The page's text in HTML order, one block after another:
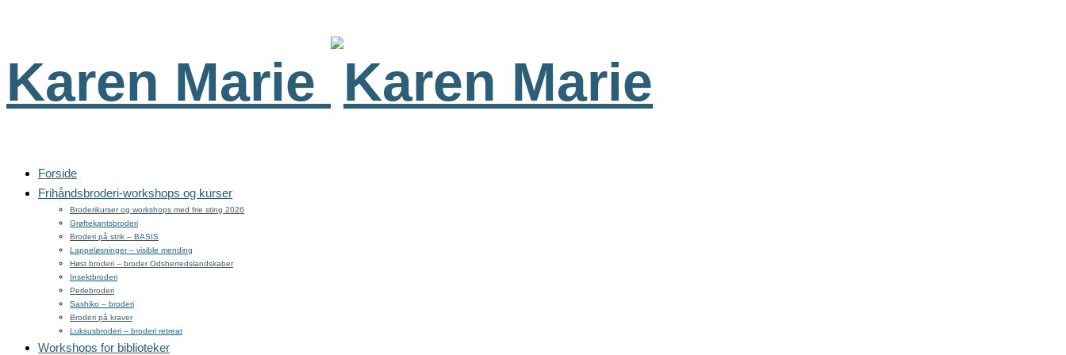
Karen Marie
Forside
Frihåndsbroderi-workshops og kurser
Broderikurser og workshops med frie sting 2026
Grøftekantsbroderi
Broderi på strik – BASIS
Lappeløsninger – visible mending
Høst broderi – broder Odsherredslandskaber
Insektbroderi
Perlebroderi
Sashiko – broderi
Broderi på kraver
Luksusbroderi – broderi retreat
Workshops for biblioteker